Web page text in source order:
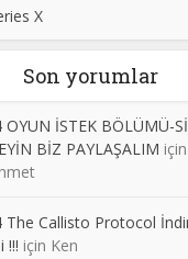
X
Son yorumlar
OYUN İSTEK BÖLÜMÜ-
BİZ PAYLAŞALIM için
The Callisto Protocol
!!! için Ken